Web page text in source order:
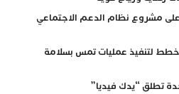
مشروع نظام الدعم الاجتماعي
لتنفيذ عمليات تمس بسلامة
تطلق “يدك فيديا”